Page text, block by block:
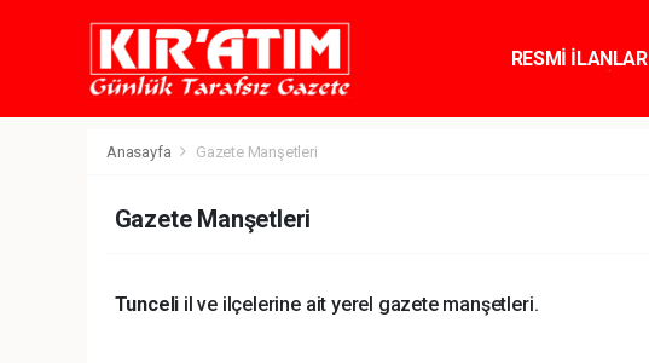
RESMİ İLANLAR
Anasayfa Gazete Manşetleri
Gazete Manşetleri
Tunceli il ve ilçelerine ait yerel gazete manşetleri.